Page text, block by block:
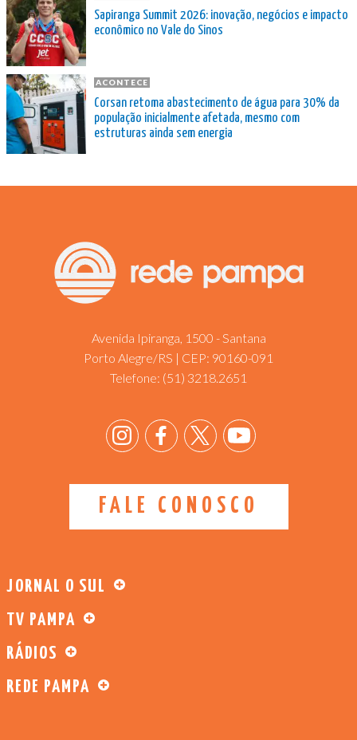
Sapiranga Summit 2026: inovação, negócios e impacto
econômico no Vale do Sinos
ACONTECE
Corsan retoma abastecimento de água para 30% da
população inicialmente afetada, mesmo com
estruturas ainda sem energia
Avenida Ipiranga, 1500 - Santana
Porto Alegre/RS | CEP: 90160-091
Telefone: (51) 3218.2651
FALE CONOSCO
JORNAL O SUL
TV PAMPA
RÁDIOS
REDE PAMPA